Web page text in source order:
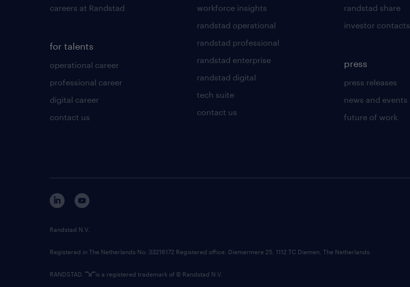
careers at Randstad
for talents
operational career
professional career
digital career
contact us
workforce insights
randstad operational
randstad professional
randstad enterprise
randstad digital
tech suite
contact us
randstad share
investor contacts
press
press releases
news and events
future of work
Randstad N.V.
Registered in The Netherlands No: 33216172 Registered office: Diemermere 25, 1112 TC Diemen, The Netherlands.
RANDSTAD, is a registered trademark of © Randstad N.V.